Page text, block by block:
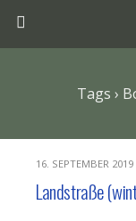
Tags ›
16. SEPTEMBER
Landstraße